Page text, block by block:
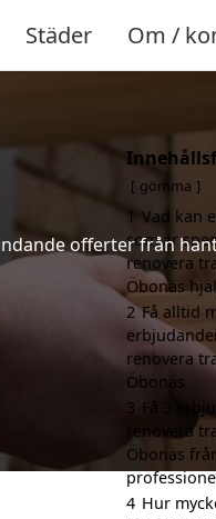
Städer Om /
offerter från
gömma
1 Vad kan
som är
renovera
Öbonäs
2 Få alltid
renovera
Öbonäs
3 Få 3
renovera
Öbonäs
4 Hur